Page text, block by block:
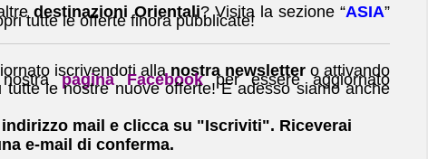
destinazioni Orientali? Visita la sezione “ASIA”
tutte le offerte finora pubblicate!
iscrivendoti alla nostra newsletter o attivando
pagina Facebookper essere aggiornato
tutte le nostre nuove offerte! E adesso siamo anche
mail e clicca su "Iscriviti". Riceverai
e-mail di conferma.